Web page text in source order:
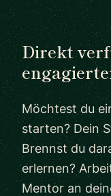
Direkt
Möchtest du
starten? Dein
Brennst du
erlernen?
Mentor an